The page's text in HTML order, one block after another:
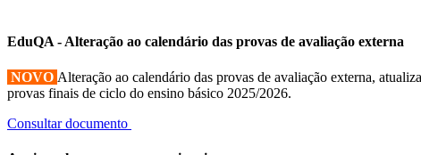
EduQA - Alteração ao calendário das provas de avaliação externa
NOVO Alteração ao calendário das provas de avaliação externa,
provas finais de ciclo do ensino básico 2025/2026.
Consultar documento